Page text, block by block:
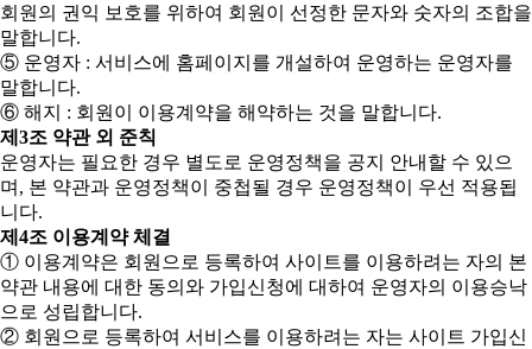
회원의 권익 보호를 위하여 회원이 선정한 문자와 숫자의 조합을
말합니다.
⑤ 운영자 : 서비스에 홈페이지를 개설하여 운영하는 운영자를
말합니다.
⑥ 해지 : 회원이 이용계약을 해약하는 것을 말합니다.
제3조 약관 외 준칙
운영자는 필요한 경우 별도로 운영정책을 공지 안내할 수 있으
며, 본 약관과 운영정책이 중첩될 경우 운영정책이 우선 적용됩
니다.
제4조 이용계약 체결
① 이용계약은 회원으로 등록하여 사이트를 이용하려는 자의 본
약관 내용에 대한 동의와 가입신청에 대하여 운영자의 이용승낙
으로 성립합니다.
② 회원으로 등록하여 서비스를 이용하려는 자는 사이트 가입신